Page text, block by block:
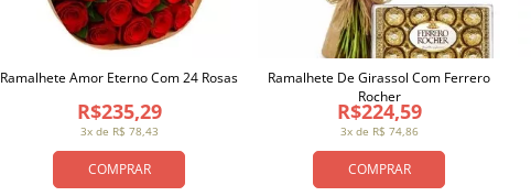
COMPRAR
3x de R$ 78,43
R$235,29
Ramalhete Amor Eterno Com 24 Rosas
COMPRAR
3x de R$ 74,86
R$224,59
Ramalhete De Girassol Com Ferrero
Rocher